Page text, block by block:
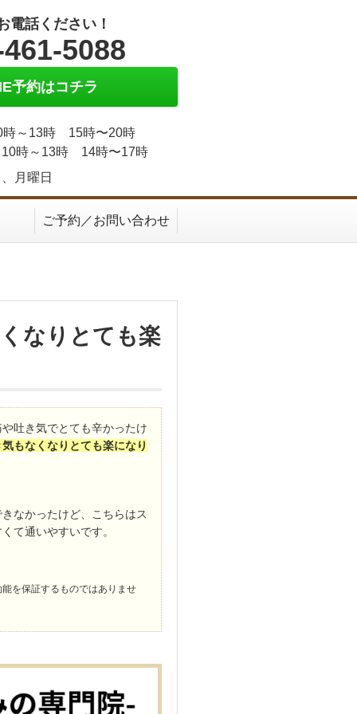
電話ください！
5088
予約はコチラ
時～13時 15時〜20時
10時～13時 14時〜17時
月曜日
ご予約／お問い合わせ
なりとても楽
吐き気でとても辛かったけ
もなくなりとても楽になり
なかったけど、こちらはス
て通いやすいです。
を保証するものではありませ